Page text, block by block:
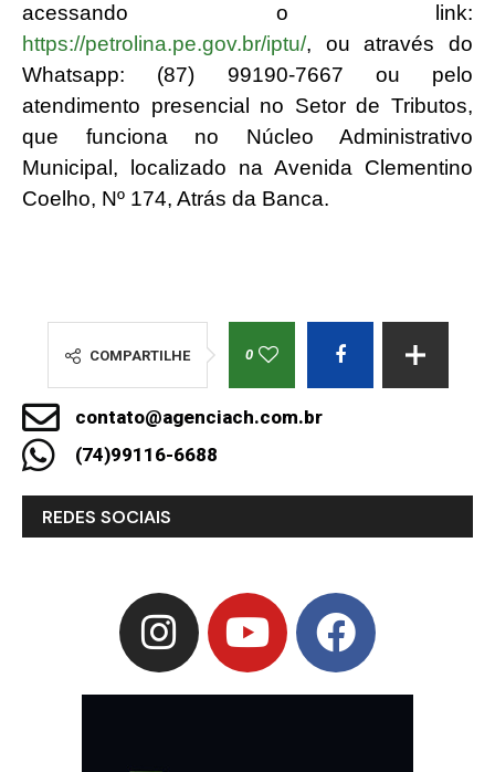
acessando o link:
https://petrolina.pe.gov.br/iptu/, ou através do
Whatsapp: (87) 99190-7667 ou pelo
atendimento presencial no Setor de Tributos,
que funciona no Núcleo Administrativo
Municipal, localizado na Avenida Clementino
Coelho, Nº 174, Atrás da Banca.
COMPARTILHE 0
contato@agenciach.com.br
(74)99116-6688
REDES SOCIAIS